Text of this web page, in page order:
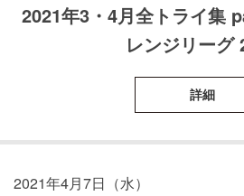
2021年3・4月全トライ集
レンジリーグ
詳細
2021年4月7日（水）